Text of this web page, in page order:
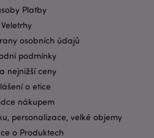
Platby
Veletrhy
osobních údajů
podmínky
nejnižší ceny
o etice
nákupem
personalizace, velké objemy
o Produktech
www.puckator.cz